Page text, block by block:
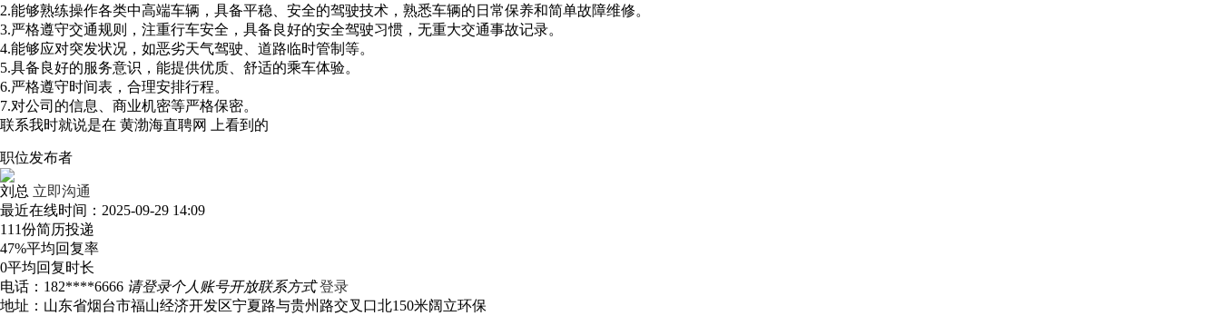
2.能够熟练操作各类中高端车辆，具备平稳、安全的驾驶技术，熟悉车辆的日常保养和简单故障维修。
3.严格遵守交通规则，注重行车安全，具备良好的安全驾驶习惯，无重大交通事故记录。
4.能够应对突发状况，如恶劣天气驾驶、道路临时管制等。
5.具备良好的服务意识，能提供优质、舒适的乘车体验。
6.严格遵守时间表，合理安排行程。
7.对公司的信息、商业机密等严格保密。
联系我时就说是在 黄渤海直聘网 上看到的
职位发布者
刘总 立即沟通
最近在线时间：2025-09-29 14:09
111份简历投递
47%平均回复率
0平均回复时长
电话： 182****6666 请登录个人账号开放联系方式 登录
地址：山东省烟台市福山经济开发区宁夏路与贵州路交叉口北150米阔立环保